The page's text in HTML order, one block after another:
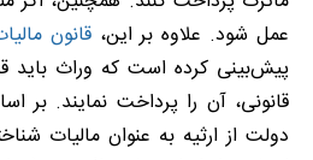
عمل شود. علاوه بر این،قانون
پیش‌بینی کرده است که وراث باید
قانونی، آن را پرداخت نمایند. بر
دولت از ارثیه به عنوان مالیات